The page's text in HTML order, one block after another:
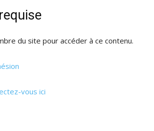
du site pour accéder à ce contenu.
vous ici